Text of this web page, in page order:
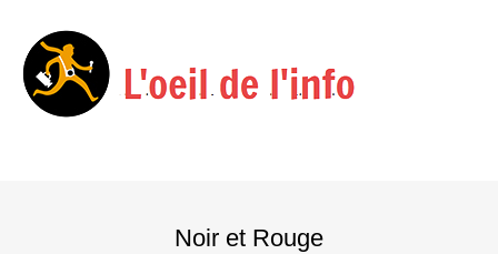
Noir et Rouge